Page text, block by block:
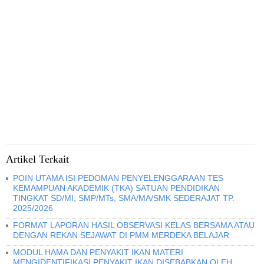
Artikel Terkait
POIN UTAMA ISI PEDOMAN PENYELENGGARAAN TES
KEMAMPUAN AKADEMIK (TKA) SATUAN PENDIDIKAN
TINGKAT SD/MI, SMP/MTs, SMA/MA/SMK SEDERAJAT TP.
2025/2026
FORMAT LAPORAN HASIL OBSERVASI KELAS BERSAMA ATAU
DENGAN REKAN SEJAWAT DI PMM MERDEKA BELAJAR
MODUL HAMA DAN PENYAKIT IKAN MATERI
MENGIDENTIFIKASI PENYAKIT IKAN DISEBABKAN OLEH